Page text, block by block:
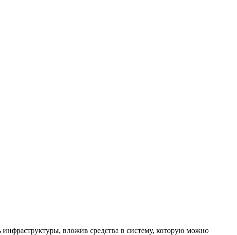
вложив средства в систему, которую можно